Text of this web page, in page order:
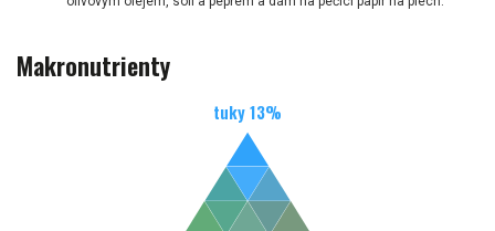
Makronutrienty
tuky13%